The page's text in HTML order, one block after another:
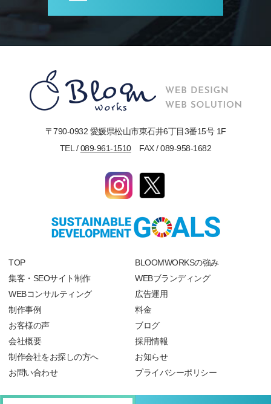
〒790-0932 愛媛県松山市東石井6丁目3番15号 1F
TEL /089-961-1510FAX / 089-958-1682
TOP
BLOOMWORKSの強み
集客・SEOサイト制作
WEBブランディング
WEBコンサルティング
広告運用
制作事例
料金
お客様の声
ブログ
会社概要
採用情報
制作会社をお探しの方へ
お知らせ
お問い合わせ
プライバシーポリシー